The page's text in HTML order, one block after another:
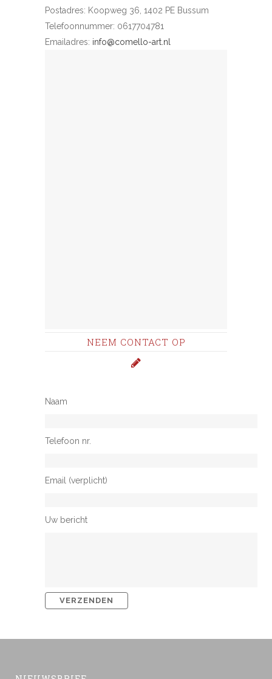
Postadres: Koopweg 36, 1402 PE Bussum
Telefoonnummer: 0617704781
Emailadres: info@comello-art.nl
NEEM CONTACT OP
Naam
Telefoon nr.
Email (verplicht)
Uw bericht